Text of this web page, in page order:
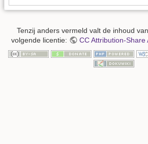
Tenzij anders vermeld valt de inhoud
volgende licentie:
CC Attribution-